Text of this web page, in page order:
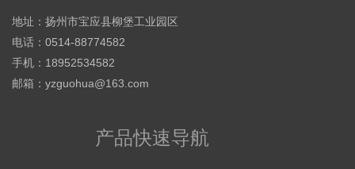
地址：扬州市宝应县柳堡工业园区
电话：0514-88774582
手机：18952534582
邮箱： yzguohua@163.com
产品快速导航